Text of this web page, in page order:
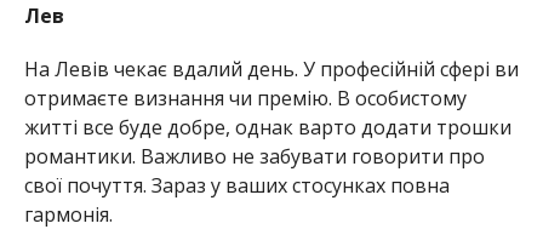
Лев
На Левів чекає вдалий день. У професійній сфері ви
отримаєте визнання чи премію. В особистому
житті все буде добре, однак варто додати трошки
романтики. Важливо не забувати говорити про
свої почуття. Зараз у ваших стосунках повна
гармонія.